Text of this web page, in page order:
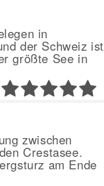
in
der Schweiz ist
größte See in
zwischen
Crestasee.
am Ende